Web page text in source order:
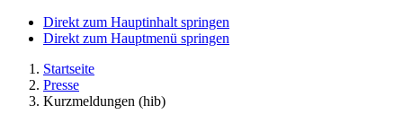
Direkt zum Hauptinhalt springen
Direkt zum Hauptmenü springen
Startseite
Presse
Kurzmeldungen (hib)